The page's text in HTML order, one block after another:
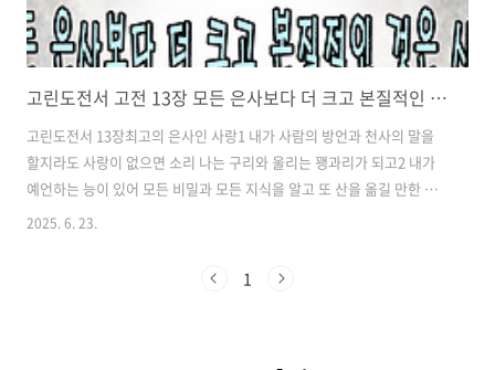
고린도전서 고전 13장 모든 은사보다 더 크고 본질적인 것은 사랑
고린도전서 13장최고의 은사인 사랑1 내가 사람의 방언과 천사의 말을
할지라도 사랑이 없으면 소리 나는 구리와 울리는 꽹과리가 되고2 내가
예언하는 능이 있어 모든 비밀과 모든 지식을 알고 또 산을 옮길 만한 모
든 믿음이 있을지라도 사랑이 없으면 내가 아무것도 아니요.3 내가 내게
없으면 내게 아무 유익이 없느니라.4 사랑은 오래 참고 사랑은 온유하며
2025. 6. 23.
1